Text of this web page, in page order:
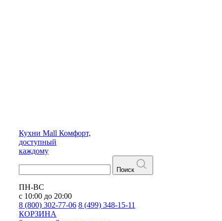
Кухни Mall Комфорт,
доступный
каждому
Поиск
ПН-ВС
с 10:00 до 20:00
8 (800) 302-77-06 8 (499) 348-15-11
КОРЗИНА